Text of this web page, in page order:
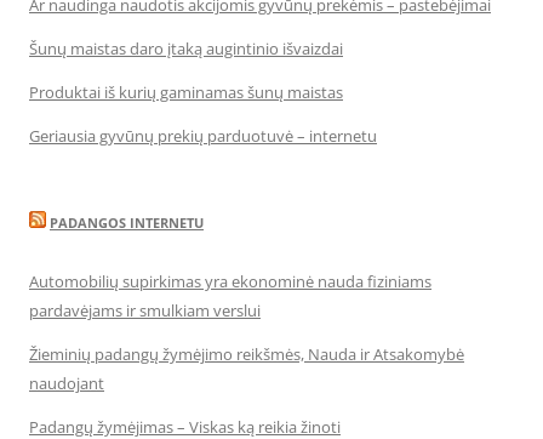
Ar naudinga naudotis akcijomis gyvūnų prekėmis – pastebėjimai
Šunų maistas daro įtaką augintinio išvaizdai
Produktai iš kurių gaminamas šunų maistas
Geriausia gyvūnų prekių parduotuvė – internetu
PADANGOS INTERNETU
Automobilių supirkimas yra ekonominė nauda fiziniams
pardavėjams ir smulkiam verslui
Žieminių padangų žymėjimo reikšmės, Nauda ir Atsakomybė
naudojant
Padangų žymėjimas – Viskas ką reikia žinoti